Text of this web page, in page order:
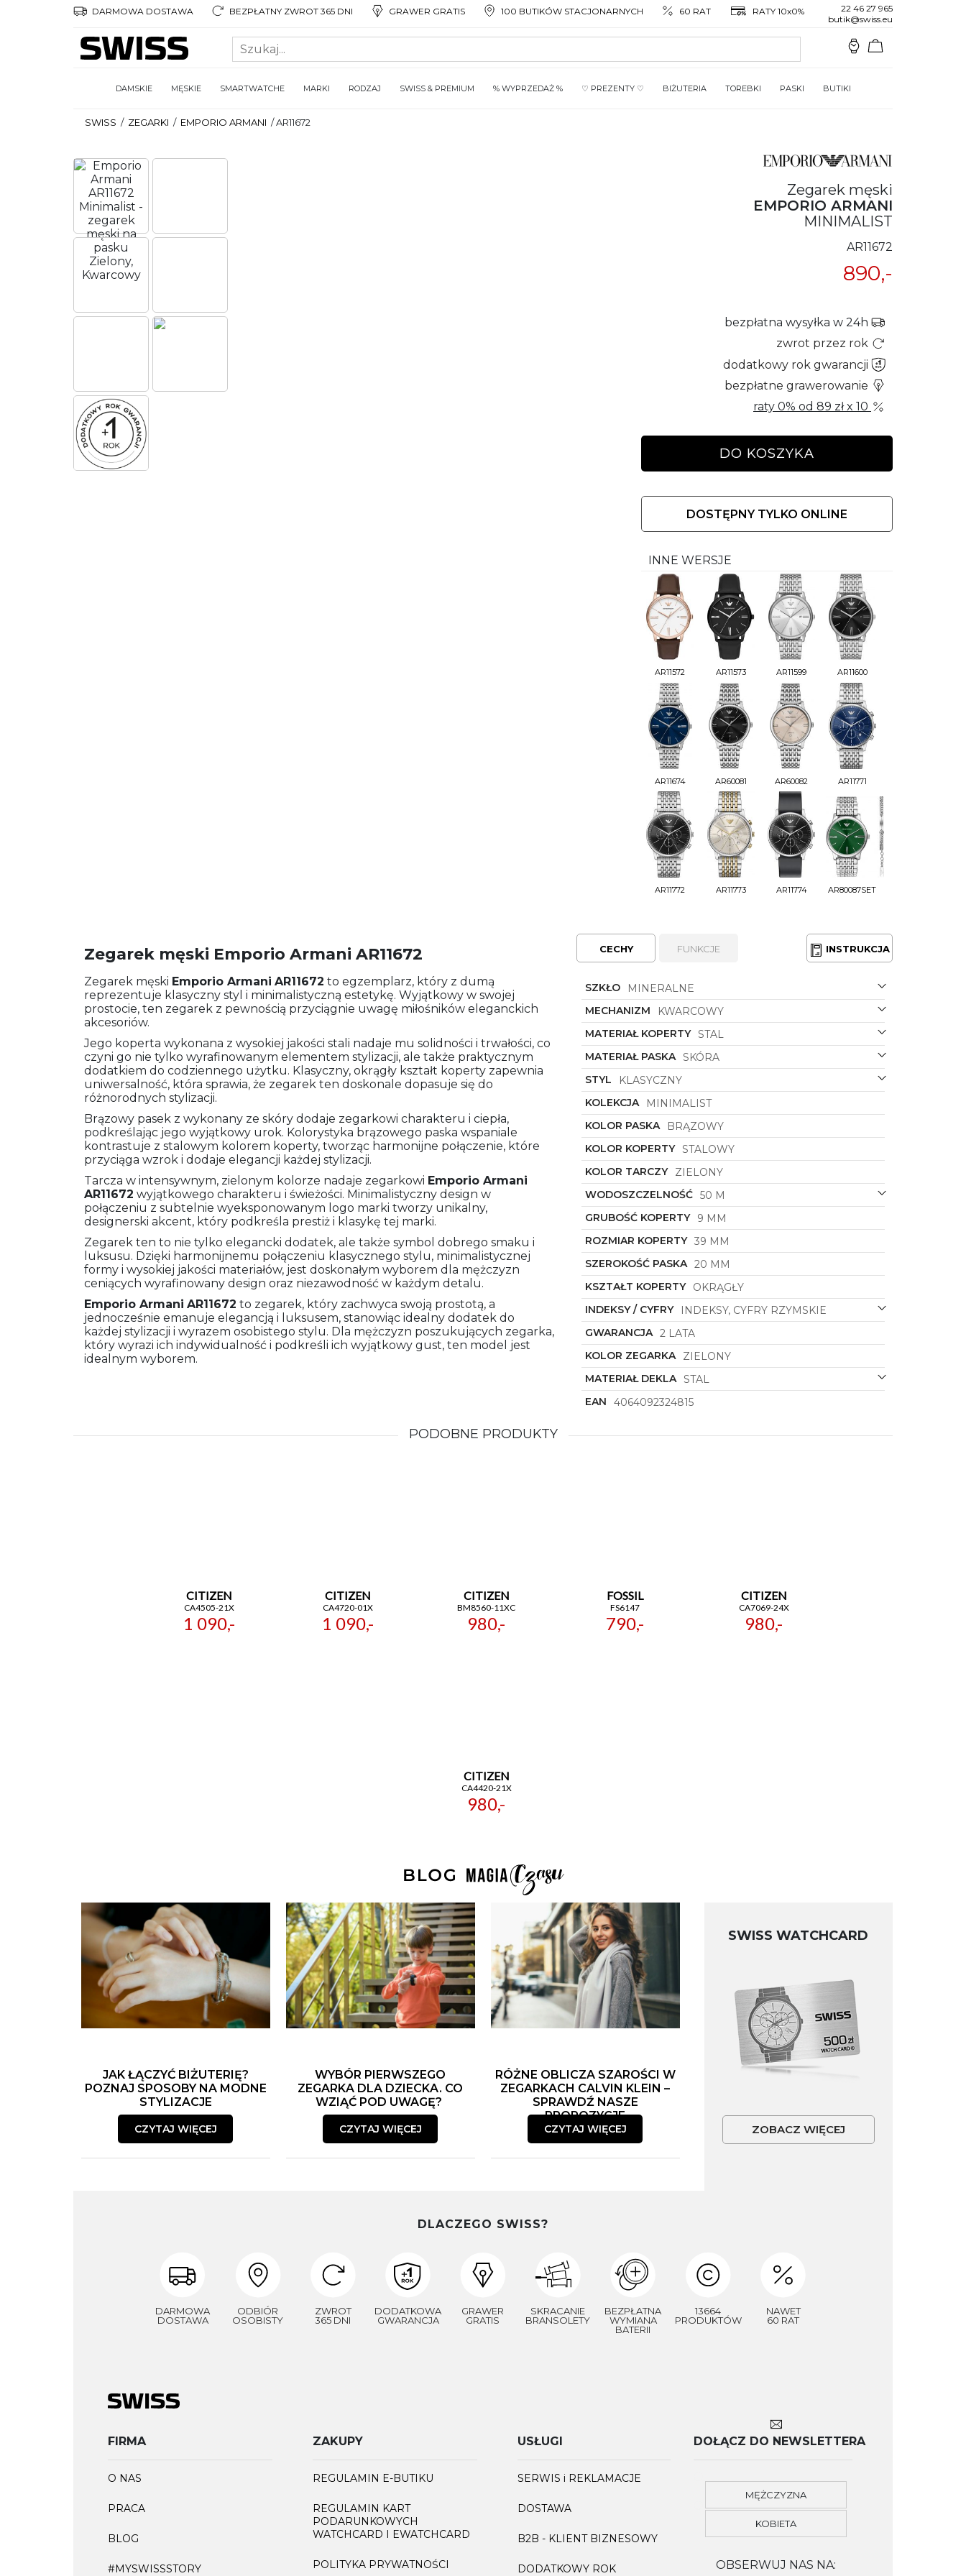
DARMOWA DOSTAWA BEZPŁATNY ZWROT 365 DNI GRAWER GRATIS 100 BUTIKÓW STACJONARNYCH 60 RAT RATY 10x0%
22 46 27 965
butik@swiss.eu
DAMSKIE MĘSKIE SMARTWATCHE MARKI RODZAJ SWISS & PREMIUM % WYPRZEDAŻ % ♡ PREZENTY ♡ BIŻUTERIA TOREBKI PASKI BUTIKI
SWISS / ZEGARKI / EMPORIO ARMANI /AR11672
Zegarek męski
EMPORIO ARMANI
MINIMALIST
AR11672
890,-
bezpłatna wysyłka w 24h
zwrot przez rok
dodatkowy rok gwarancji
bezpłatne grawerowanie
raty 0% od 89 złx 10
DO KOSZYKA
DOSTĘPNY TYLKO ONLINE
INNE WERSJE
AR11572 AR11573 AR11599 AR11600
AR11674 AR60081 AR60082 AR11771
AR11772 AR11773 AR11774 AR80087SET
Zegarek męski Emporio Armani AR11672
Zegarek męski Emporio Armani AR11672 to egzemplarz, który z dumą
reprezentuje klasyczny styl i minimalistyczną estetykę. Wyjątkowy w swojej
prostocie, ten zegarek z pewnością przyciągnie uwagę miłośników eleganckich
akcesoriów.
Jego koperta wykonana z wysokiej jakości stali nadaje mu solidności i trwałości, co
czyni go nie tylko wyrafinowanym elementem stylizacji, ale także praktycznym
dodatkiem do codziennego użytku. Klasyczny, okrągły kształt koperty zapewnia
uniwersalność, która sprawia, że zegarek ten doskonale dopasuje się do
różnorodnych stylizacji.
Brązowy pasek z wykonany ze skóry dodaje zegarkowi charakteru i ciepła,
podkreślając jego wyjątkowy urok. Kolorystyka brązowego paska wspaniale
kontrastuje z stalowym kolorem koperty, tworząc harmonijne połączenie, które
przyciąga wzrok i dodaje elegancji każdej stylizacji.
Tarcza w intensywnym, zielonym kolorze nadaje zegarkowi Emporio Armani
AR11672 wyjątkowego charakteru i świeżości. Minimalistyczny design w
połączeniu z subtelnie wyeksponowanym logo marki tworzy unikalny,
designerski akcent, który podkreśla prestiż i klasykę tej marki.
Zegarek ten to nie tylko elegancki dodatek, ale także symbol dobrego smaku i
luksusu. Dzięki harmonijnemu połączeniu klasycznego stylu, minimalistycznej
formy i wysokiej jakości materiałów, jest doskonałym wyborem dla mężczyzn
ceniących wyrafinowany design oraz niezawodność w każdym detalu.
Emporio Armani AR11672 to zegarek, który zachwyca swoją prostotą, a
jednocześnie emanuje elegancją i luksusem, stanowiąc idealny dodatek do
każdej stylizacji i wyrazem osobistego stylu. Dla mężczyzn poszukujących zegarka,
który wyrazi ich indywidualność i podkreśli ich wyjątkowy gust, ten model jest
idealnym wyborem.
CECHY FUNKCJE INSTRUKCJA
SZKŁO
MINERALNE
MECHANIZM
KWARCOWY
MATERIAŁ KOPERTY STAL
MATERIAŁ PASKA SKÓRA
STYL
KLASYCZNY
KOLEKCJA
MINIMALIST
KOLOR PASKA
BRĄZOWY
KOLOR KOPERTY STALOWY
KOLOR TARCZY
ZIELONY
WODOSZCZELNOŚĆ 50 M
GRUBOŚĆ KOPERTY
9 MM
ROZMIAR KOPERTY 39 MM
SZEROKOŚĆ PASKA 20 MM
KSZTAŁT KOPERTY
OKRĄGŁY
INDEKSY / CYFRY
INDEKSY, CYFRY RZYMSKIE
GWARANCJA 2 LATA
KOLOR ZEGARKA
ZIELONY
MATERIAŁ DEKLA STAL
EAN
4064092324815
PODOBNE PRODUKTY
CITIZEN
CA4505-21X
1 090,-
CITIZEN
CA4720-01X
1 090,-
CITIZEN
BM8560-11XC
980,-
FOSSIL
FS6147
790,-
CITIZEN
CA7069-24X
980,-
CITIZEN
CA4420-21X
980,-
JAK ŁĄCZYĆ BIŻUTERIĘ?
POZNAJ SPOSOBY NA MODNE
STYLIZACJE
CZYTAJ WIĘCEJ
WYBÓR PIERWSZEGO
ZEGARKA DLA DZIECKA. CO
WZIĄĆ POD UWAGĘ?
CZYTAJ WIĘCEJ
RÓŻNE OBLICZA SZAROŚCI W
ZEGARKACH CALVIN KLEIN –
SPRAWDŹ NASZE
PROPOZYCJE
CZYTAJ WIĘCEJ
SWISS WATCHCARD
ZOBACZ WIĘCEJ
DLACZEGO SWISS?
DARMOWA
DOSTAWA
ODBIÓR
OSOBISTY
ZWROT
365 DNI
DODATKOWA
GWARANCJA
GRAWER
GRATIS
SKRACANIE
BRANSOLETY
BEZPŁATNA
WYMIANA
BATERII
13664
PRODUKTÓW
NAWET
60 RAT
FIRMA
O NAS
PRACA
BLOG
#MYSWISSSTORY
ZAKUPY
REGULAMIN E-BUTIKU
REGULAMIN KART
PODARUNKOWYCH
WATCHCARD I EWATCHCARD
POLITYKA PRYWATNOŚCI
USŁUGI
SERWIS i REKLAMACJE
DOSTAWA
B2B - KLIENT BIZNESOWY
DODATKOWY ROK
DOŁĄCZ DO NEWSLETTERA
MĘŻCZYZNA
KOBIETA
OBSERWUJ NAS NA: